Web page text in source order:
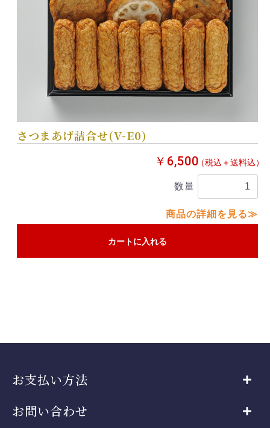
さつまあげ詰合せ(V-E0)
￥6,500（税込＋送料込）
数量
商品の詳細を見る≫
カートに入れる
お支払い方法
お問い合わせ